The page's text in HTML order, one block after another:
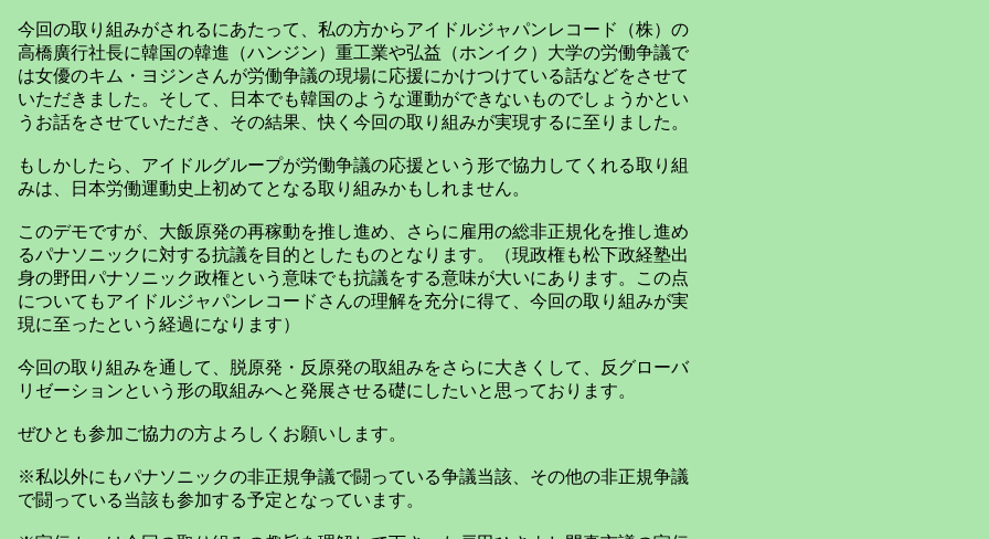
今回の取り組みがされるにあたって、私の方からアイドルジャパンレコード（株）の
高橋廣行社長に韓国の韓進（ハンジン）重工業や弘益（ホンイク）大学の労働争議で
は女優のキム・ヨジンさんが労働争議の現場に応援にかけつけている話などをさせて
いただきました。そして、日本でも韓国のような運動ができないものでしょうかとい
うお話をさせていただき、その結果、快く今回の取り組みが実現するに至りました。
もしかしたら、アイドルグループが労働争議の応援という形で協力してくれる取り組
みは、日本労働運動史上初めてとなる取り組みかもしれません。
このデモですが、大飯原発の再稼動を推し進め、さらに雇用の総非正規化を推し進め
るパナソニックに対する抗議を目的としたものとなります。（現政権も松下政経塾出
身の野田パナソニック政権という意味でも抗議をする意味が大いにあります。この点
についてもアイドルジャパンレコードさんの理解を充分に得て、今回の取り組みが実
現に至ったという経過になります）
今回の取り組みを通して、脱原発・反原発の取組みをさらに大きくして、反グローバ
リゼーションという形の取組みへと発展させる礎にしたいと思っております。
ぜひとも参加ご協力の方よろしくお願いします。
※私以外にもパナソニックの非正規争議で闘っている争議当該、その他の非正規争議
で闘っている当該も参加する予定となっています。